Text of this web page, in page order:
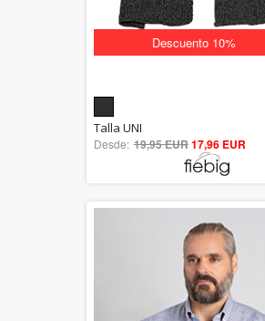
Descuento 10%
out of 5
Talla UNI
Desde: 19,95 EUR17,96 EUR